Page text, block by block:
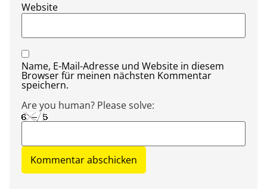
Website
Name, E-Mail-Adresse und Website in diesem
Browser für meinen nächsten Kommentar
speichern.
Are you human? Please solve: